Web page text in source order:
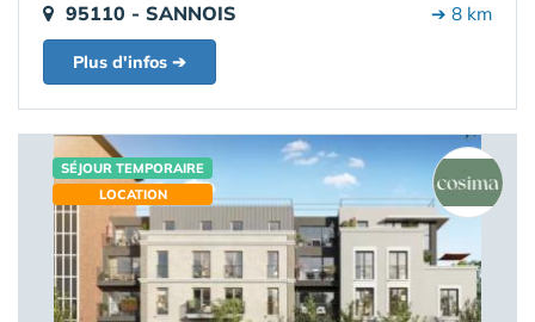
95110 - SANNOIS ➔ 8 km
Plus d'infos ➔
SÉJOUR TEMPORAIRE
LOCATION